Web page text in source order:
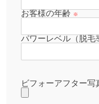
お客様の年齢 ※
パワーレベル（脱毛
ビフォーアフター写